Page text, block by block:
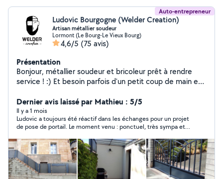
Auto-entrepreneur
Ludovic Bourgogne (Welder Creation)
Artisan métallier soudeur
Lormont (Le Bourg-Le Vieux Bourg)
4,6/5 (75 avis)
Présentation
Bonjour, métallier soudeur et bricoleur prêt à rendre
service ! :) Et besoin parfois d'un petit coup de main en
soudure : - réparations sur-mesure - fabrication de
mobilier et structures - pose d'ouvrages métalliques
Dernier avis laissé par Mathieu : 5/5
Il y a 1 mois
Ludovic a toujours été réactif dans les échanges pour un projet
de pose de portail. Le moment venu : ponctuel, très sympa et